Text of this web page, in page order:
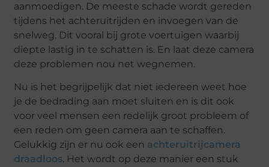
aanmoedigen. De meeste schade wordt gereden
tijdens het achteruitrijden en invoegen van de
snelweg. Dit vooral bij grote voertuigen waarbij
diepte lastig in te schatten is. En laat deze camera
deze problemen nou net wegnemen.
Nu is het begrijpelijk dat niet iedereen weet hoe
je de bedrading aan moet sluiten en is dit ook
voor veel mensen een redelijk groot probleem of
een reden om geen camera aan te schaffen.
Gelukkig zijn er nu ook een achteruitrijcamera
draadloos. Het wordt op deze manier een stuk